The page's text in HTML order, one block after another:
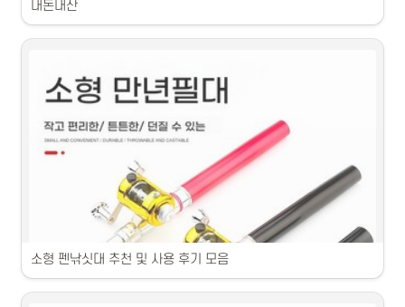
1. 카본 낚싯대로 경량하면서도 튼튼한 게리카본 모델입니다.2. 손에 편
안하게 잡히는 손잡이 디자인이 매력적입니다.3. 우수한 감도로 민첩하
게 낚시를 즐길 수 있습니다.4. 길이와 액션을 고려하여 다양한 낚시 상
황에 적합합니다.5. 낚시 초보자부터 숙련자까지 만족시키는 다양한 라
인업을 제공합니다.
내돈내산
소형 펜낚싯대 추천 및 사용 후기 모음